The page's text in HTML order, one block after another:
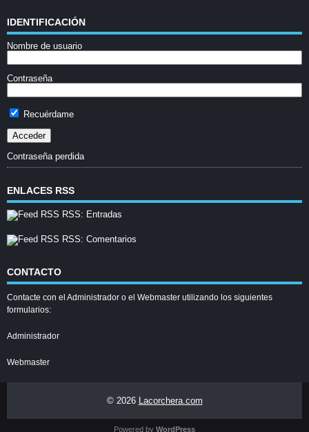
IDENTIFICACIÓN
Nombre de usuario
Contraseña
Recuérdame
Contraseña perdida
ENLACES RSS
RSS: Entradas
RSS: Comentarios
CONTACTO
Contacte con el Administrador o el Webmaster utilizando los siguientes
formularios:
Administrador
Webmaster
© 2026 Lacorchera.com
Powered by WordPress